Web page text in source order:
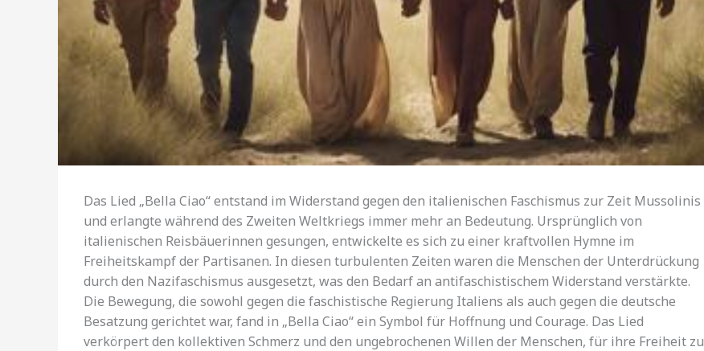
Das Lied „Bella Ciao“ entstand im Widerstand gegen den italienischen Faschismus zur Zeit Mussolinis
und erlangte während des Zweiten Weltkriegs immer mehr an Bedeutung. Ursprünglich von
italienischen Reisbäuerinnen gesungen, entwickelte es sich zu einer kraftvollen Hymne im
Freiheitskampf der Partisanen. In diesen turbulenten Zeiten waren die Menschen der Unterdrückung
durch den Nazifaschismus ausgesetzt, was den Bedarf an antifaschistischem Widerstand verstärkte.
Die Bewegung, die sowohl gegen die faschistische Regierung Italiens als auch gegen die deutsche
Besatzung gerichtet war, fand in „Bella Ciao“ ein Symbol für Hoffnung und Courage. Das Lied
verkörpert den kollektiven Schmerz und den ungebrochenen Willen der Menschen, für ihre Freiheit zu